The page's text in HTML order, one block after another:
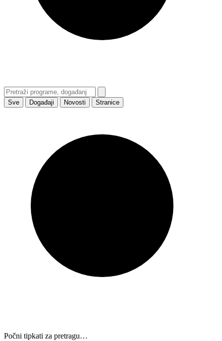
Sve Događaji Novosti Stranice
Počni tipkati za pretragu…